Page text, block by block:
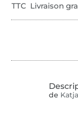
TTC Livraison
de Katja